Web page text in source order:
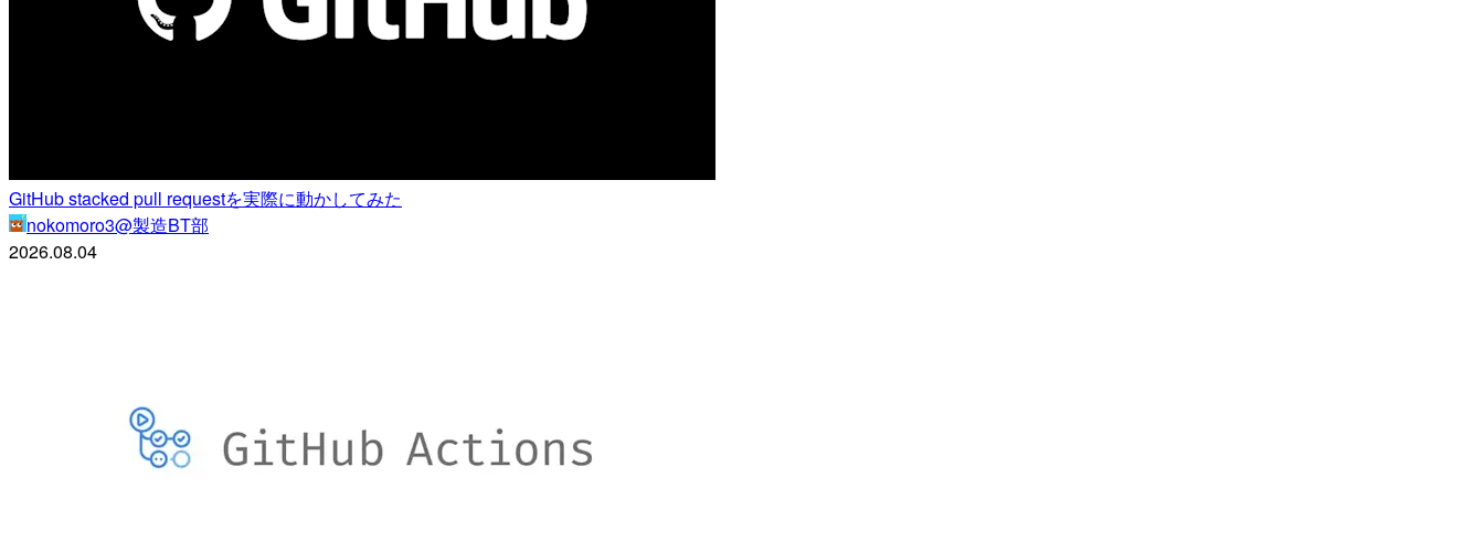
GitHub stacked pull requestを実際に動かしてみた
nokomoro3@製造BT部
2026.08.04